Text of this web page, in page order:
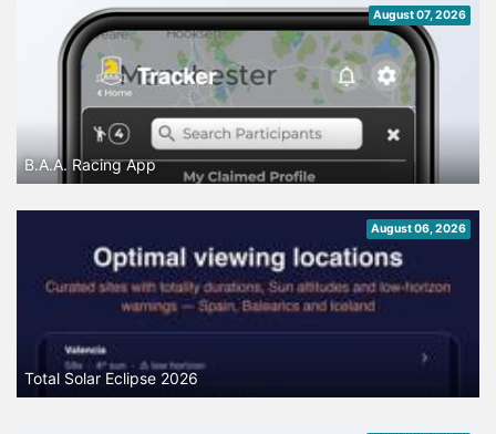
August 07, 2026
B.A.A. Racing App
August 06, 2026
Total Solar Eclipse 2026